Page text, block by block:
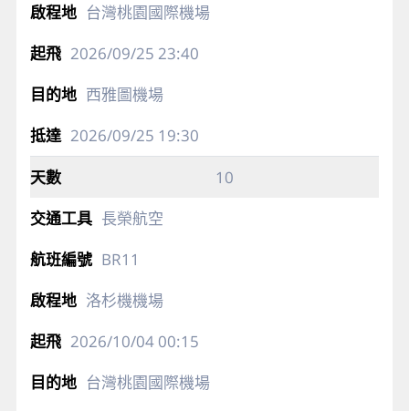
台灣桃園國際機場
2026/09/25 23:40
西雅圖機場
2026/09/25 19:30
10
長榮航空
BR11
洛杉機機場
2026/10/0400:15
台灣桃園國際機場